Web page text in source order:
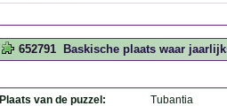
652791 Baskische plaats waar
Plaats van de puzzel: Tubantia